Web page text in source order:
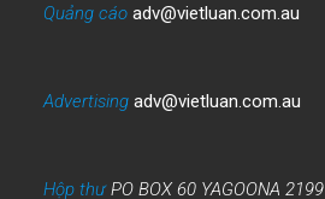
Quảng cáo adv@vietluan.com.au
Advertising adv@vietluan.com.au
Hộp thưPO BOX 60 YAGOONA 2199